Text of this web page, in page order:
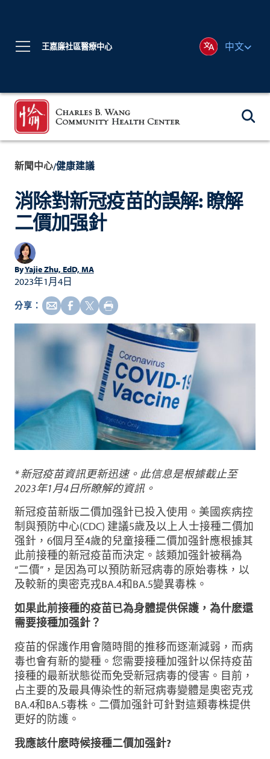
王嘉廉社區醫療中心 中文
新聞中心/健康建議
消除對新冠疫苗的誤解: 瞭解
二價加强針
ByYajie Zhu, EdD, MA
2023年1月4日
分享：
* 新冠疫苗資訊更新迅速。此信息是根據截⽌⾄
2023年1⽉4日所瞭解的資訊。
新冠疫苗新版二價加强針已投入使用。美國疾病控
制與預防中心(CDC) 建議5歲及以上人士接種二價加
强針，6個月至4歲的兒童接種二價加强針應根據其
此前接種的新冠疫苗而決定。該類加强針被稱為
“二價”，是因為可以預防新冠病毒的原始毒株，以
及較新的奧密克戎BA.4和BA.5變異毒株。
如果此前接種的疫苗已為身體提供保護，為什麽還
需要接種加强針？
疫苗的保護作用會隨時間的推移而逐漸減弱，而病
毒也會有新的變種。您需要接種加强針以保持疫苗
接種的最新狀態從而免受新冠病毒的侵害。目前，
占主要的及最具傳染性的新冠病毒變體是奧密克戎
BA.4和BA.5毒株。二價加强針可針對這類毒株提供
更好的防護。
我應該什麽時候接種二價加强針?